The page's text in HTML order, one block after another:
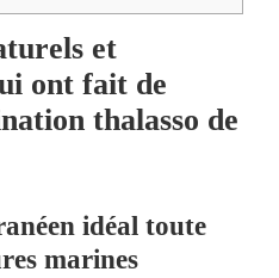
et
ont fait de
thalasso de
idéal toute
marines